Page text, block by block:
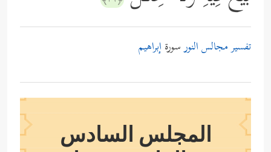
تفسير مجالس النورسورة إبراهيم
المجلس السادس